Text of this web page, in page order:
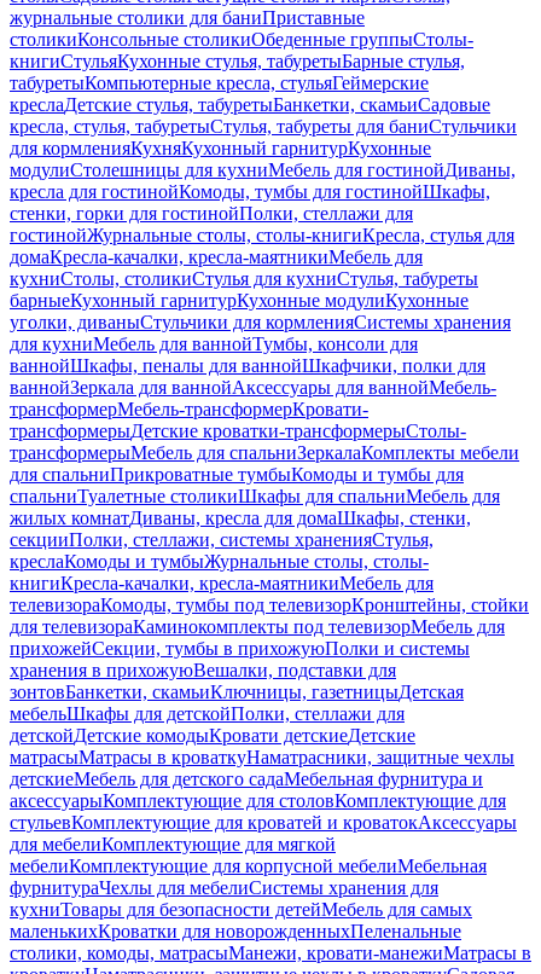
журнальные столики для баниПриставные
столикиКонсольные столикиОбеденные группыСтолы-
книгиСтульяКухонные стулья, табуретыБарные стулья,
табуретыКомпьютерные кресла, стульяГеймерские
креслаДетские стулья, табуретыБанкетки, скамьиСадовые
кресла, стулья, табуретыСтулья, табуреты для баниСтульчики
для кормленияКухняКухонный гарнитурКухонные
модулиСтолешницы для кухниМебель для гостинойДиваны,
кресла для гостинойКомоды, тумбы для гостинойШкафы,
стенки, горки для гостинойПолки, стеллажи для
гостинойЖурнальные столы, столы-книгиКресла, стулья для
домаКресла-качалки, кресла-маятникиМебель для
кухниСтолы, столикиСтулья для кухниСтулья, табуреты
барныеКухонный гарнитурКухонные модулиКухонные
уголки, диваныСтульчики для кормленияСистемы хранения
для кухниМебель для ваннойТумбы, консоли для
ваннойШкафы, пеналы для ваннойШкафчики, полки для
ваннойЗеркала для ваннойАксессуары для ваннойМебель-
трансформерМебель-трансформерКровати-
трансформерыДетские кроватки-трансформерыСтолы-
трансформерыМебель для спальниЗеркалаКомплекты мебели
для спальниПрикроватные тумбыКомоды и тумбы для
спальниТуалетные столикиШкафы для спальниМебель для
жилых комнатДиваны, кресла для домаШкафы, стенки,
секцииПолки, стеллажи, системы храненияСтулья,
креслаКомоды и тумбыЖурнальные столы, столы-
книгиКресла-качалки, кресла-маятникиМебель для
телевизораКомоды, тумбы под телевизорКронштейны, стойки
для телевизораКаминокомплекты под телевизорМебель для
прихожейСекции, тумбы в прихожуюПолки и системы
хранения в прихожуюВешалки, подставки для
зонтовБанкетки, скамьиКлючницы, газетницыДетская
мебельШкафы для детскойПолки, стеллажи для
детскойДетские комодыКровати детскиеДетские
матрасыМатрасы в кроваткуНаматрасники, защитные чехлы
детскиеМебель для детского садаМебельная фурнитура и
аксессуарыКомплектующие для столовКомплектующие для
стульевКомплектующие для кроватей и кроватокАксессуары
для мебелиКомплектующие для мягкой
мебелиКомплектующие для корпусной мебелиМебельная
фурнитураЧехлы для мебелиСистемы хранения для
кухниТовары для безопасности детейМебель для самых
маленькихКроватки для новорожденныхПеленальные
столики, комоды, матрасыМанежи, кровати-манежиМатрасы в